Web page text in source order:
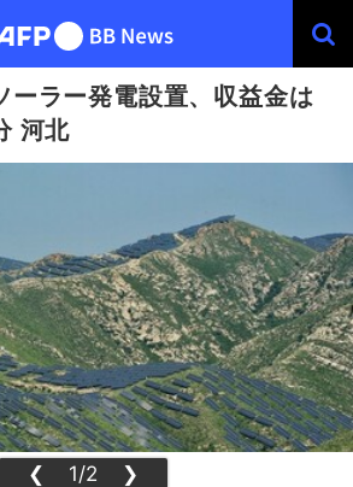
ーラー発電設置、収益金は
河北
❮ 1/2 ❯